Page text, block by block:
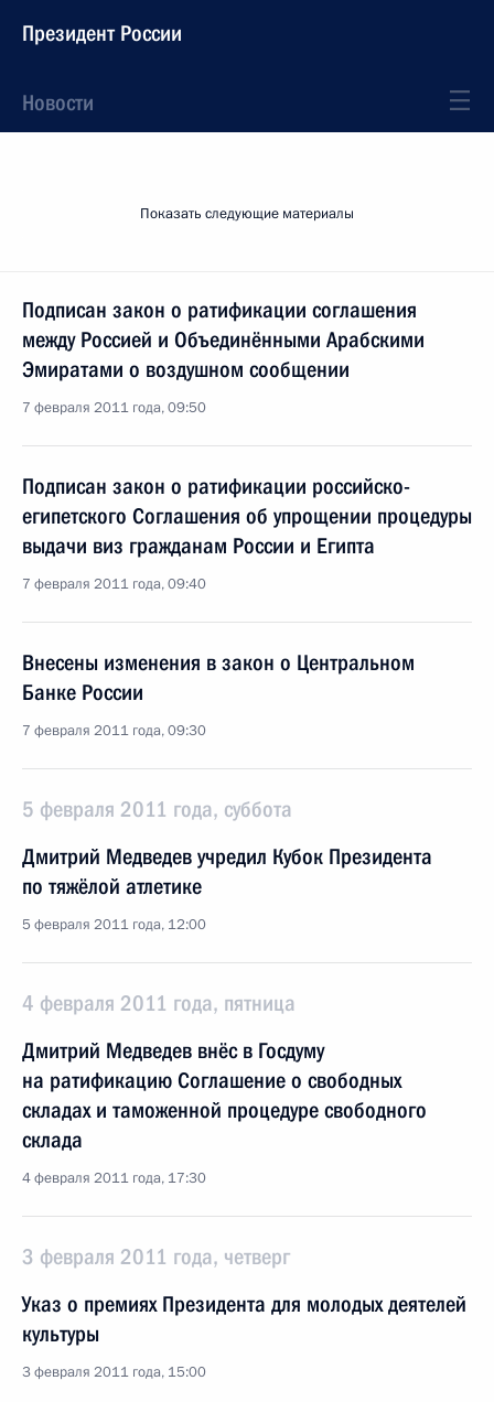
Президент России
Новости
Показать следующие материалы
Подписан закон о ратификации соглашения
между Россией и Объединёнными Арабскими
Эмиратами о воздушном сообщении
7 февраля 2011 года, 09:50
Подписан закон о ратификации российско-
египетского Соглашения об упрощении процедуры
выдачи виз гражданам России и Египта
7 февраля 2011 года, 09:40
Внесены изменения в закон о Центральном
Банке России
7 февраля 2011 года, 09:30
5 февраля 2011 года, суббота
Дмитрий Медведев учредил Кубок Президента
по тяжёлой атлетике
5 февраля 2011 года, 12:00
4 февраля 2011 года, пятница
Дмитрий Медведев внёс в Госдуму
на ратификацию Соглашение о свободных
складах и таможенной процедуре свободного
склада
4 февраля 2011 года, 17:30
3 февраля 2011 года, четверг
Указ о премиях Президента для молодых деятелей
культуры
3 февраля 2011 года, 15:00